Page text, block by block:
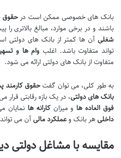
بانک های خصوصی ممکن است درحقوق
باشند و در برخی موارد، مبالغ بالاتری را
شغلی آن ها کمتر از بانک های دولتی
تواند متفاوت باشد. اغلب وام ها و
متفاوت از بانک های دولتی ارائه می شود.
به طور کلی، می توان گفتحقوق کارمند
بانک های دولتی، در یک بازه رقابتی قرار
فوق العاده ها و میزانکارانه ها نمایان
داخلیهر بانک وعملکرد مالیآن می
مقایسه با مشاغل دولتی